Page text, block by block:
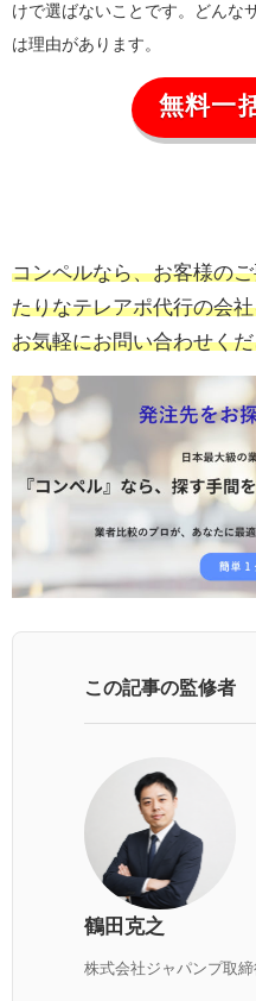
けで選ばないことです。どんな
は理由があります。
無料一
コンペルなら、お客様の
たりなテレアポ代行の会
お気軽にお問い合わせく
この記事の監修者
鶴田克之
株式会社ジャパンプ取締